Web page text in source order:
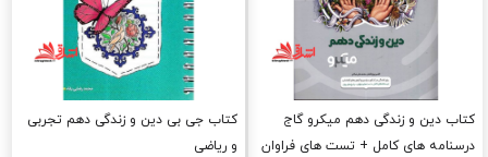
کتاب دین و زندگی دهم میکرو گاج
درسنامه های کامل + تست های فراوان
کتاب جی بی دین و زندگی دهم تجربی
و ریاضی